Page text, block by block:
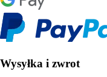
Wysyłka i zwrot